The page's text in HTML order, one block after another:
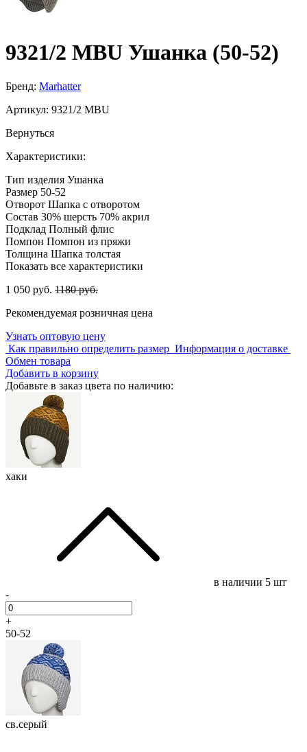
9321/2 MBU Ушанка (50-52)
Бренд: Marhatter
Артикул: 9321/2 MBU
Вернуться
Характеристики:
Тип изделия Ушанка
Размер 50-52
Отворот Шапка с отворотом
Состав 30% шерсть 70% акрил
Подклад Полный флис
Помпон Помпон из пряжи
Толщина Шапка толстая
Показать все характеристики
1 050 руб. 1180 руб.
Рекомендуемая розничная цена
Узнать оптовую цену
Как правильно определить размер Информация о доставке
Обмен товара
Добавить в корзину
Добавьте в заказ цвета по наличию:
хаки
в наличии 5 шт
-
+
50-52
св.серый